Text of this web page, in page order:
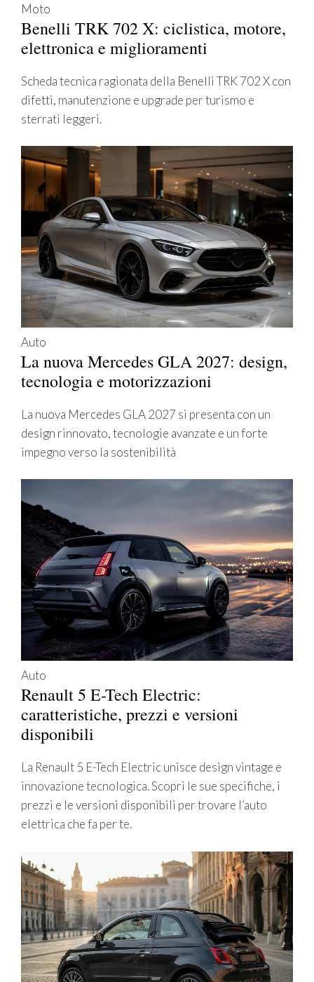
Moto
Benelli TRK 702 X: ciclistica, motore,
elettronica e miglioramenti
Scheda tecnica ragionata della Benelli TRK 702 X con
difetti, manutenzione e upgrade per turismo e
sterrati leggeri.
Auto
La nuova Mercedes GLA 2027: design,
tecnologia e motorizzazioni
La nuova Mercedes GLA 2027 si presenta con un
design rinnovato, tecnologie avanzate e un forte
impegno verso la sostenibilità
Auto
Renault 5 E-Tech Electric:
caratteristiche, prezzi e versioni
disponibili
La Renault 5 E-Tech Electric unisce design vintage e
innovazione tecnologica. Scopri le sue specifiche, i
prezzi e le versioni disponibili per trovare l’auto
elettrica che fa per te.